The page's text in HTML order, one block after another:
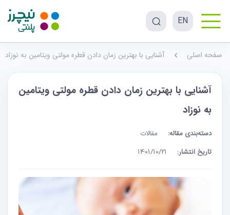
EN
صفحه اصلی آشنایی با بهترین زمان دادن قطره مولتی ویتامین به نوزاد
آشنایی با بهترین زمان دادن قطره مولتی ویتامین
به نوزاد
دسته‌بندی مقاله: مقالات
تاریخ انتشار: